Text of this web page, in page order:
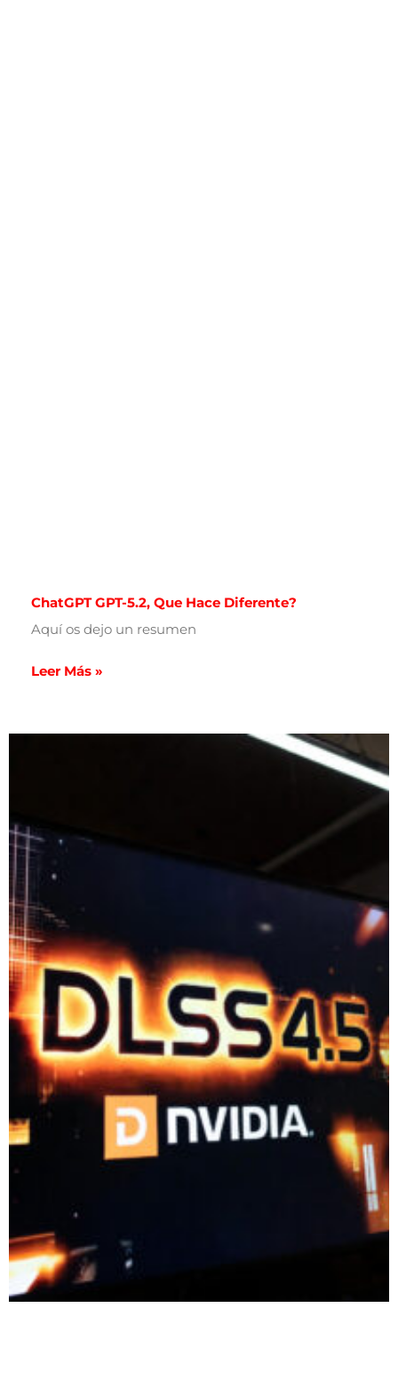
ChatGPT GPT-5.2, Que Hace Diferente?
Aquí os dejo un resumen
Leer Más »